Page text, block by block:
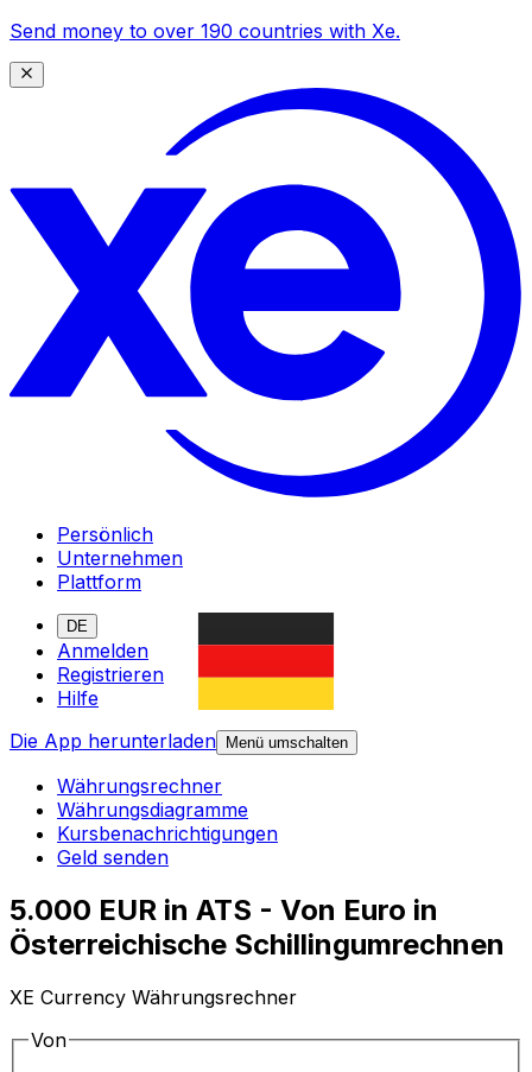
Send money to over 190 countries with Xe.
Persönlich
Unternehmen
Plattform
DE
Anmelden
Registrieren
Hilfe
Die App herunterladen
Menü umschalten
Währungsrechner
Währungsdiagramme
Kursbenachrichtigungen
Geld senden
5.000 EUR in ATS - Von Euro in
Österreichische Schillingumrechnen
XE Currency Währungsrechner
Von